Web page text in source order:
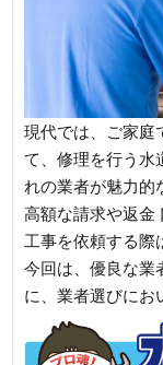
現代では、ご家庭
て、修理を行う水
れの業者が魅力的
高額な請求や返金
工事を依頼する際
今回は、優良な業
に、業者選びにお